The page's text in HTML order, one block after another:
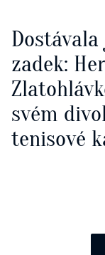
zadek:
svém
tenisové